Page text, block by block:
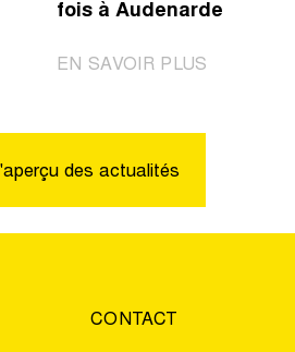
fois à Audenarde
EN SAVOIR PLUS
des actualités
CONTACT